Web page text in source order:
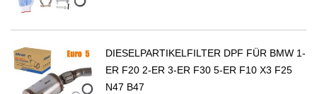
DIESELPARTIKELFILTER DPF FÜR BMW 1-
ER F20 2-ER 3-ER F30 5-ER F10 X3 F25
N47 B47